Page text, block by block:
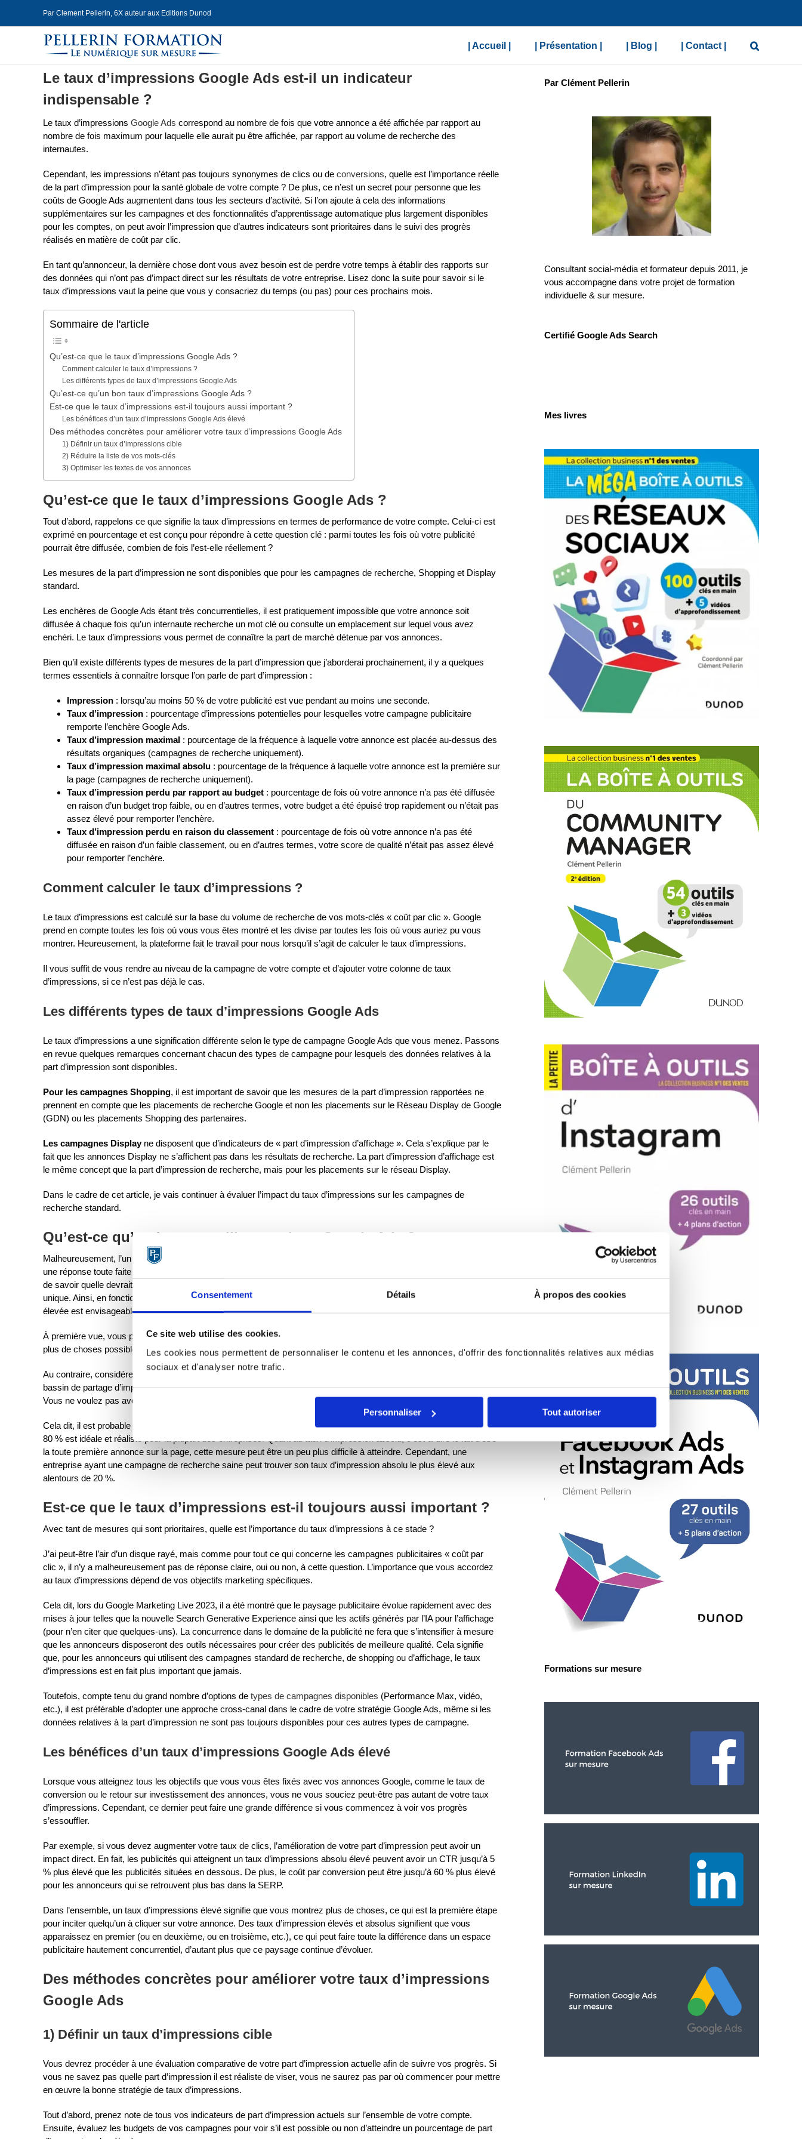
Consentement Détails À propos des cookies
Ce site web utilise des cookies.
Les cookies nous permettent de personnaliser le contenu et les annonces, d'offrir des fonctionnalités relatives aux médias
sociaux et d'analyser notre trafic.
Personnaliser Tout autoriser
Par Clement Pellerin, 6X auteur aux Editions Dunod
| Accueil | | Présentation | | Blog | | Contact |
Le taux d’impressions Google Ads est-il un indicateur
indispensable ?
Le taux d’impressions Google Ads correspond au nombre de fois que votre annonce a été affichée par rapport au
nombre de fois maximum pour laquelle elle aurait pu être affichée, par rapport au volume de recherche des
internautes.
Cependant, les impressions n’étant pas toujours synonymes de clics ou de conversions, quelle est l’importance réelle
de la part d’impression pour la santé globale de votre compte ? De plus, ce n’est un secret pour personne que les
coûts de Google Ads augmentent dans tous les secteurs d’activité. Si l’on ajoute à cela des informations
supplémentaires sur les campagnes et des fonctionnalités d’apprentissage automatique plus largement disponibles
pour les comptes, on peut avoir l’impression que d’autres indicateurs sont prioritaires dans le suivi des progrès
réalisés en matière de coût par clic.
En tant qu’annonceur, la dernière chose dont vous avez besoin est de perdre votre temps à établir des rapports sur
des données qui n’ont pas d’impact direct sur les résultats de votre entreprise. Lisez donc la suite pour savoir si le
taux d’impressions vaut la peine que vous y consacriez du temps (ou pas) pour ces prochains mois.
Sommaire de l'article
Qu’est-ce que le taux d’impressions Google Ads ?
Comment calculer le taux d’impressions ?
Les différents types de taux d’impressions Google Ads
Qu’est-ce qu’un bon taux d’impressions Google Ads ?
Est-ce que le taux d’impressions est-il toujours aussi important ?
Les bénéfices d’un taux d’impressions Google Ads élevé
Des méthodes concrètes pour améliorer votre taux d’impressions Google Ads
1) Définir un taux d’impressions cible
2) Réduire la liste de vos mots-clés
3) Optimiser les textes de vos annonces
Qu’est-ce que le taux d’impressions Google Ads ?
Tout d’abord, rappelons ce que signifie la taux d’impressions en termes de performance de votre compte. Celui-ci est
exprimé en pourcentage et est conçu pour répondre à cette question clé : parmi toutes les fois où votre publicité
pourrait être diffusée, combien de fois l’est-elle réellement ?
Les mesures de la part d’impression ne sont disponibles que pour les campagnes de recherche, Shopping et Display
standard.
Les enchères de Google Ads étant très concurrentielles, il est pratiquement impossible que votre annonce soit
diffusée à chaque fois qu’un internaute recherche un mot clé ou consulte un emplacement sur lequel vous avez
enchéri. Le taux d’impressions vous permet de connaître la part de marché détenue par vos annonces.
Bien qu’il existe différents types de mesures de la part d’impression que j’aborderai prochainement, il y a quelques
termes essentiels à connaître lorsque l’on parle de part d’impression :
Impression : lorsqu’au moins 50 % de votre publicité est vue pendant au moins une seconde.
Taux d’impression : pourcentage d’impressions potentielles pour lesquelles votre campagne publicitaire
remporte l’enchère Google Ads.
Taux d’impression maximal : pourcentage de la fréquence à laquelle votre annonce est placée au-dessus des
résultats organiques (campagnes de recherche uniquement).
Taux d’impression maximal absolu : pourcentage de la fréquence à laquelle votre annonce est la première sur
la page (campagnes de recherche uniquement).
Taux d’impression perdu par rapport au budget : pourcentage de fois où votre annonce n’a pas été diffusée
en raison d’un budget trop faible, ou en d’autres termes, votre budget a été épuisé trop rapidement ou n’était pas
assez élevé pour remporter l’enchère.
Taux d’impression perdu en raison du classement : pourcentage de fois où votre annonce n’a pas été
diffusée en raison d’un faible classement, ou en d’autres termes, votre score de qualité n’était pas assez élevé
pour remporter l’enchère.
Comment calculer le taux d’impressions ?
Le taux d’impressions est calculé sur la base du volume de recherche de vos mots-clés « coût par clic ». Google
prend en compte toutes les fois où vous vous êtes montré et les divise par toutes les fois où vous auriez pu vous
montrer. Heureusement, la plateforme fait le travail pour nous lorsqu’il s’agit de calculer le taux d’impressions.
Il vous suffit de vous rendre au niveau de la campagne de votre compte et d’ajouter votre colonne de taux
d’impressions, si ce n’est pas déjà le cas.
Les différents types de taux d’impressions Google Ads
Le taux d’impressions a une signification différente selon le type de campagne Google Ads que vous menez. Passons
en revue quelques remarques concernant chacun des types de campagne pour lesquels des données relatives à la
part d’impression sont disponibles.
Pour les campagnes Shopping, il est important de savoir que les mesures de la part d’impression rapportées ne
prennent en compte que les placements de recherche Google et non les placements sur le Réseau Display de Google
(GDN) ou les placements Shopping des partenaires.
Les campagnes Displayne disposent que d’indicateurs de « part d’impression d’affichage ». Cela s’explique par le
fait que les annonces Display ne s’affichent pas dans les résultats de recherche. La part d’impression d’affichage est
le même concept que la part d’impression de recherche, mais pour les placements sur le réseau Display.
Dans le cadre de cet article, je vais continuer à évaluer l’impact du taux d’impressions sur les campagnes de
recherche standard.
Qu’est-ce qu’un bon taux d’impressions Google Ads ?
Malheureusement, l’un des pièges les plus fréquents du modèle publicitaire « coût par clic » est de penser qu’il existe
une réponse toute faite à tout ce qui concerne Google Ads. J’aimerais bien qu’il y ait une réponse claire à la question
de savoir quelle devrait être la référence standard de Google Ads pour la part d’impression, mais chaque compte est
unique. Ainsi, en fonction de votre concurrence, vous pouvez estimer qu’une part d’impression plus faible ou plus
élevée est envisageable pour votre entreprise.
À première vue, vous pourriez penser que la meilleure stratégie en matière de part d’impression consiste à montrer le
plus de choses possible au plus grand nombre de personnes.
Au contraire, considérez votre part d’impression comme une piscine. Votre ciblage déterminera la taille de votre
bassin de partage d’impressions. Plus la piscine est grande, plus il vous faudra d’efforts pour faire un tour complet.
Vous ne voulez pas avoir à nager jusqu’au fond pour trouver la recherche qui vous permettra de convertir.
Cela dit, il est probable que vous souhaitiez vous montrer plus souvent. J’ai constaté qu’une part d’impression de 60 à
80 % est idéale et réaliste pour la plupart des entreprises. Quant au taux d’impression absolu, c’est-à-dire le fait d’être
la toute première annonce sur la page, cette mesure peut être un peu plus difficile à atteindre. Cependant, une
entreprise ayant une campagne de recherche saine peut trouver son taux d’impression absolu le plus élevé aux
alentours de 20 %.
Est-ce que le taux d’impressions est-il toujours aussi important ?
Avec tant de mesures qui sont prioritaires, quelle est l’importance du taux d’impressions à ce stade ?
J’ai peut-être l’air d’un disque rayé, mais comme pour tout ce qui concerne les campagnes publicitaires « coût par
clic », il n’y a malheureusement pas de réponse claire, oui ou non, à cette question. L’importance que vous accordez
au taux d’impressions dépend de vos objectifs marketing spécifiques.
Cela dit, lors du Google Marketing Live 2023, il a été montré que le paysage publicitaire évolue rapidement avec des
mises à jour telles que la nouvelle Search Generative Experience ainsi que les actifs générés par l’IA pour l’affichage
(pour n’en citer que quelques-uns). La concurrence dans le domaine de la publicité ne fera que s’intensifier à mesure
que les annonceurs disposeront des outils nécessaires pour créer des publicités de meilleure qualité. Cela signifie
que, pour les annonceurs qui utilisent des campagnes standard de recherche, de shopping ou d’affichage, le taux
d’impressions est en fait plus important que jamais.
Toutefois, compte tenu du grand nombre d’options de types de campagnes disponibles (Performance Max, vidéo,
etc.), il est préférable d’adopter une approche cross-canal dans le cadre de votre stratégie Google Ads, même si les
données relatives à la part d’impression ne sont pas toujours disponibles pour ces autres types de campagne.
Les bénéfices d’un taux d’impressions Google Ads élevé
Lorsque vous atteignez tous les objectifs que vous vous êtes fixés avec vos annonces Google, comme le taux de
conversion ou le retour sur investissement des annonces, vous ne vous souciez peut-être pas autant de votre taux
d’impressions. Cependant, ce dernier peut faire une grande différence si vous commencez à voir vos progrès
s’essouffler.
Par exemple, si vous devez augmenter votre taux de clics, l’amélioration de votre part d’impression peut avoir un
impact direct. En fait, les publicités qui atteignent un taux d’impressions absolu élevé peuvent avoir un CTR jusqu’à 5
% plus élevé que les publicités situées en dessous. De plus, le coût par conversion peut être jusqu’à 60 % plus élevé
pour les annonceurs qui se retrouvent plus bas dans la SERP.
Dans l’ensemble, un taux d’impressions élevé signifie que vous montrez plus de choses, ce qui est la première étape
pour inciter quelqu’un à cliquer sur votre annonce. Des taux d’impression élevés et absolus signifient que vous
apparaissez en premier (ou en deuxième, ou en troisième, etc.), ce qui peut faire toute la différence dans un espace
publicitaire hautement concurrentiel, d’autant plus que ce paysage continue d’évoluer.
Des méthodes concrètes pour améliorer votre taux d’impressions
Google Ads
1) Définir un taux d’impressions cible
Vous devrez procéder à une évaluation comparative de votre part d’impression actuelle afin de suivre vos progrès. Si
vous ne savez pas quelle part d’impression il est réaliste de viser, vous ne saurez pas par où commencer pour mettre
en œuvre la bonne stratégie de taux d’impressions.
Tout d’abord, prenez note de tous vos indicateurs de part d’impression actuels sur l’ensemble de votre compte.
Ensuite, évaluez les budgets de vos campagnes pour voir s’il est possible ou non d’atteindre un pourcentage de part
Par Clément Pellerin
Consultant social-média et formateur depuis 2011, je
vous accompagne dans votre projet de formation
individuelle & sur mesure.
Certifié Google Ads Search
Mes livres
Formations sur mesure